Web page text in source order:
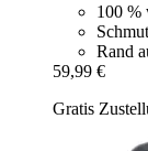
100 %
Rand
59,99 €
Gratis